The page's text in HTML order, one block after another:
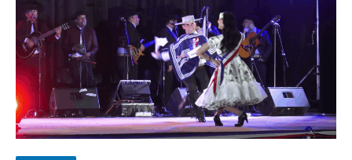
UOH y Municipalidad de Machalí suscriben convenio para
esterilización de mascotas
Hospital de Santa Cruz y Atención Primaria fortalecen
alianza para mejorar el acceso a la atención
gastroenterológica
Rector y diputado Neumann se refieren a cuestionamientos